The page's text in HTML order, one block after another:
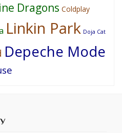
Dragons Coldplay
Linkin Park Doja Cat
Depeche Mode